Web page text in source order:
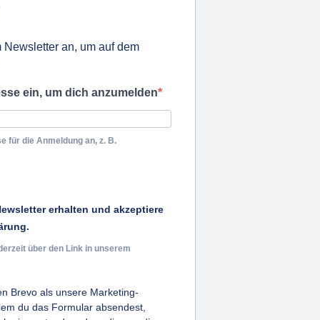
an, um auf dem
ein, um dich anzumelden
für die Anmeldung an, z. B.
erhalten und akzeptiere
über den Link in unserem
Brevo als unsere Marketing-
du das Formular absendest,